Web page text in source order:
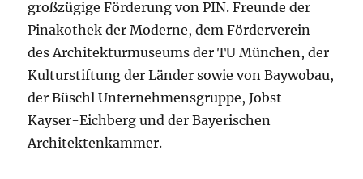
großzügige Förderung von PIN. Freunde der
Pinakothek der Moderne, dem Förderverein
des Architekturmuseums der TU München, der
Kulturstiftung der Länder sowie von Baywobau,
der Büschl Unternehmensgruppe, Jobst
Kayser-Eichberg und der Bayerischen
Architektenkammer.